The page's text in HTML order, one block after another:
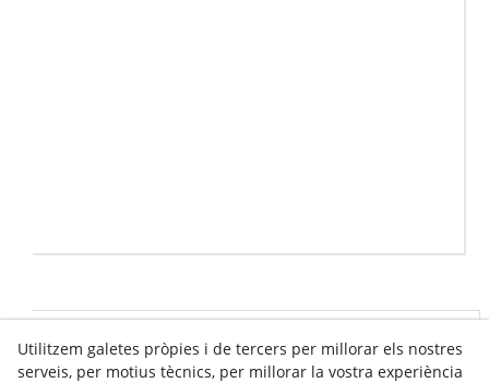
Info venda online
Utilitzem galetes pròpies i de tercers per millorar els nostres
serveis, per motius tècnics, per millorar la vostra experiència